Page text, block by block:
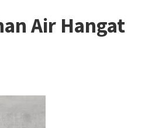
Air Hangat